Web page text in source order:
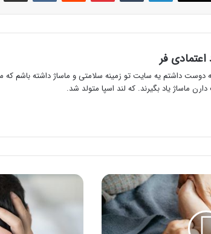
اعتمادی فر
دوست داشتم یه سایت تو زمینه سلامتی و ماساژ داشته باشم که
ماساژ یاد بگیرند. که لند اسپا متولد شد.
درمان